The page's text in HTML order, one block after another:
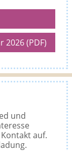
(PDF)
und
auf.